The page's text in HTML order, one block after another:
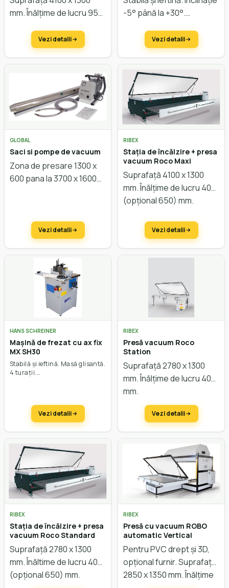
mm. Înălțime de lucru 950
Vezi detalii
-5° până la +30°.
Vezi detalii
GLOBAL
Saci si pompe de vacuum
Zona de presare 1300 x
600 pana la 3700 x 1600
Vezi detalii
RIBEX
Stația de încălzire + presa
vacuum Roco Maxi
Suprafață 4100 x 1300
mm. Înălțime de lucru 400
(opțional 650) mm.
Vezi detalii
HANS SCHREINER
Mașină de frezat cu ax fix
MX SH30
Stabilă și ieftină. Masă glisantă.
4 turații.
Vezi detalii
RIBEX
Presă vacuum Roco
Station
Suprafață 2780 x 1300
mm. Înălțime de lucru 400
mm.
Vezi detalii
RIBEX
Stația de încălzire + presa
vacuum Roco Standard
Suprafață 2780 x 1300
mm. Înăltime de lucru 400
(opțional 650) mm.
RIBEX
Presă cu vacuum ROBO
automatic Vertical
Pentru PVC drept și 3D,
opțional furnir. Suprafață
2850 x 1350 mm. Înălțime